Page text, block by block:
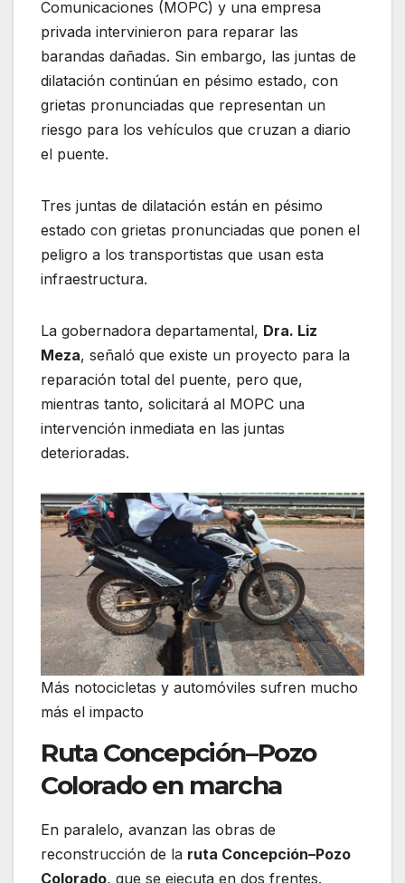
Comunicaciones (MOPC) y una empresa
privada intervinieron para reparar las
barandas dañadas. Sin embargo, las juntas de
dilatación continúan en pésimo estado, con
grietas pronunciadas que representan un
riesgo para los vehículos que cruzan a diario
el puente.
Tres juntas de dilatación están en pésimo
estado con grietas pronunciadas que ponen el
peligro a los transportistas que usan esta
infraestructura.
La gobernadora departamental, Dra. Liz
Meza, señaló que existe un proyecto para la
reparación total del puente, pero que,
mientras tanto, solicitará al MOPC una
intervención inmediata en las juntas
deterioradas.
Más notocicletas y automóviles sufren mucho
más el impacto
Ruta Concepción–Pozo
Colorado en marcha
En paralelo, avanzan las obras de
reconstrucción de la ruta Concepción–Pozo
Colorado, que se ejecuta en dos frentes.